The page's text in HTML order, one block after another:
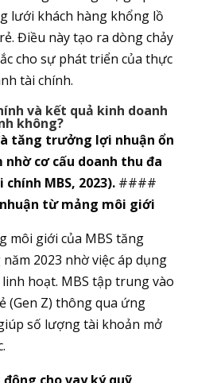
lưới khách hàng khổng lồ
Điều này tạo ra dòng chảy
cho sự phát triển của thực
tài chính.
và kết quả kinh doanh
không?
tăng trưởng lợi nhuận ổn
nhờ cơ cấu doanh thu đa
MBS, 2023).####
từ mảng môi giới
môi giới của MBS tăng
2023 nhờ việc áp dụng
linh hoạt. MBS tập trung vào
(Gen Z) thông qua ứng
số lượng tài khoản mở